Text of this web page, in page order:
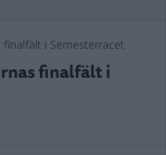
finalfält i